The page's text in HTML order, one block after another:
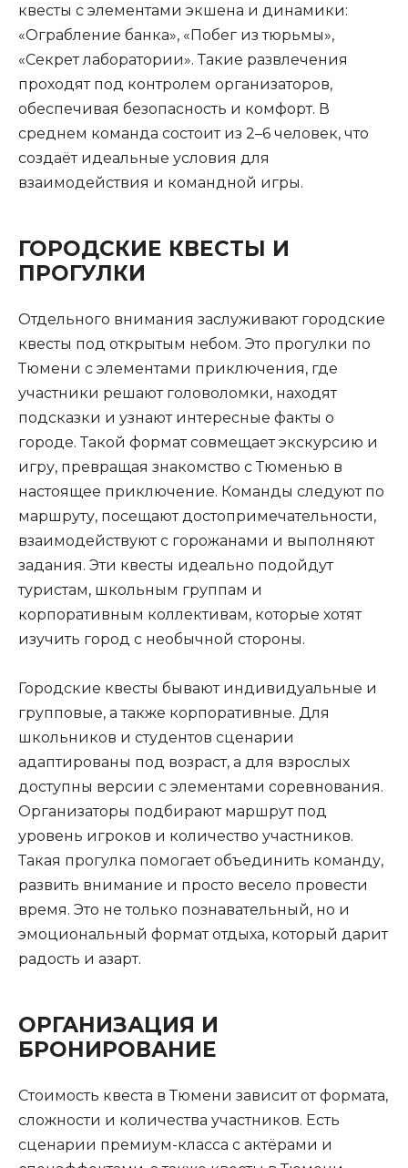
квесты с элементами экшена и динамики:
«Ограбление банка», «Побег из тюрьмы»,
«Секрет лаборатории». Такие развлечения
проходят под контролем организаторов,
обеспечивая безопасность и комфорт. В
среднем команда состоит из 2–6 человек, что
создаёт идеальные условия для
взаимодействия и командной игры.
ГОРОДСКИЕ КВЕСТЫ И
ПРОГУЛКИ
Отдельного внимания заслуживают городские
квесты под открытым небом. Это прогулки по
Тюмени с элементами приключения, где
участники решают головоломки, находят
подсказки и узнают интересные факты о
городе. Такой формат совмещает экскурсию и
игру, превращая знакомство с Тюменью в
настоящее приключение. Команды следуют по
маршруту, посещают достопримечательности,
взаимодействуют с горожанами и выполняют
задания. Эти квесты идеально подойдут
туристам, школьным группам и
корпоративным коллективам, которые хотят
изучить город с необычной стороны.
Городские квесты бывают индивидуальные и
групповые, а также корпоративные. Для
школьников и студентов сценарии
адаптированы под возраст, а для взрослых
доступны версии с элементами соревнования.
Организаторы подбирают маршрут под
уровень игроков и количество участников.
Такая прогулка помогает объединить команду,
развить внимание и просто весело провести
время. Это не только познавательный, но и
эмоциональный формат отдыха, который дарит
радость и азарт.
ОРГАНИЗАЦИЯ И
БРОНИРОВАНИЕ
Стоимость квеста в Тюмени зависит от формата,
сложности и количества участников. Есть
сценарии премиум-класса с актёрами и